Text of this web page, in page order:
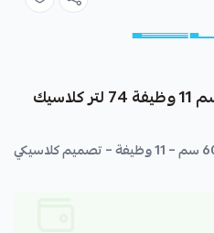
فرن كهربائي إلبا بلت إن 60 سم 11 وظيفة 74 لتر كلاسيك
فرن إلبا كهربائي مدمج (Built-in) 60 سم – 11 وظيفة – تصميم كلاسيكي